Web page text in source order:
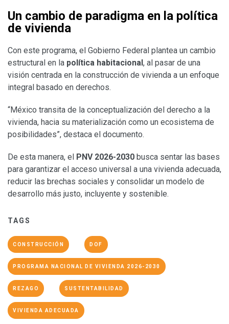
Un cambio de paradigma en la política
de vivienda
Con este programa, el Gobierno Federal plantea un cambio
estructural en la política habitacional, al pasar de una
visión centrada en la construcción de vivienda a un enfoque
integral basado en derechos.
“México transita de la conceptualización del derecho a la
vivienda, hacia su materialización como un ecosistema de
posibilidades”, destaca el documento.
De esta manera, el PNV 2026-2030 busca sentar las bases
para garantizar el acceso universal a una vivienda adecuada,
reducir las brechas sociales y consolidar un modelo de
desarrollo más justo, incluyente y sostenible.
TAGS
CONSTRUCCIÓN DOF
PROGRAMA NACIONAL DE VIVIENDA 2026-2030
REZAGO SUSTENTABILIDAD
VIVIENDA ADECUADA